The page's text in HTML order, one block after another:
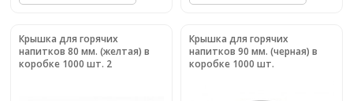
Крышка для горячих
напитков 80 мм. (желтая) в
коробке 1000 шт. 2
Крышка для горячих
напитков 90 мм. (черная) в
коробке 1000 шт.